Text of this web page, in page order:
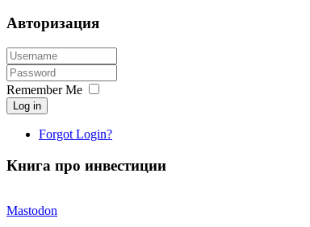
Авторизация
Remember Me
Log in
Forgot Login?
Книга про инвестиции
Mastodon